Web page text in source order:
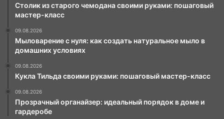
Столик из старого чемодана своими руками: пошаговый
мастер-класс
09.08.2026
Мыловарение с нуля: как создать натуральное мыло в
домашних условиях
09.08.2026
Кукла Тильда своими руками: пошаговый мастер-класс
09.08.2026
Прозрачный органайзер: идеальный порядок в доме и
гардеробе